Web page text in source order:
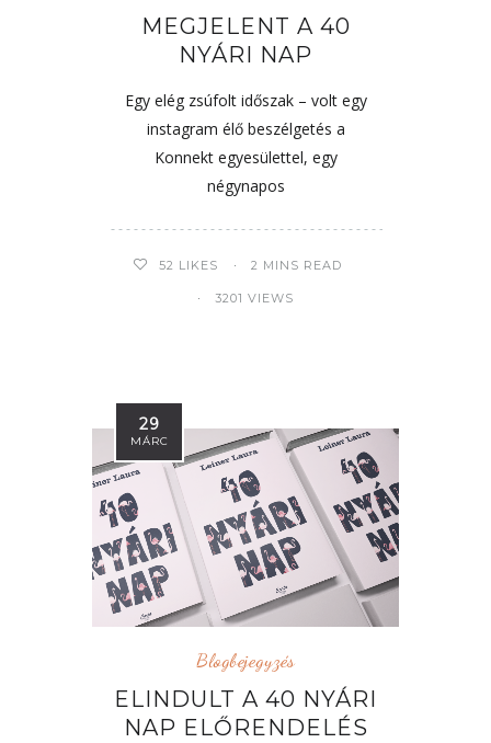
MEGJELENT A 40
NYÁRI NAP
Egy elég zsúfolt időszak – volt egy
instagram élő beszélgetés a
Konnekt egyesülettel, egy
négynapos
52 LIKES 2 MINS READ
3201 VIEWS
29
MÁRC
Blogbejegyzés
ELINDULT A 40 NYÁRI
NAP ELŐRENDELÉS